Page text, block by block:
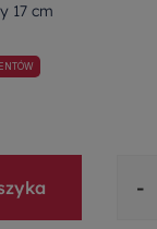
17 cm
-